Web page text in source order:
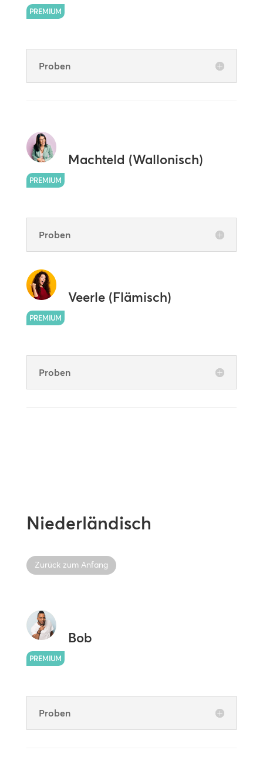
PREMIUM
Proben
Machteld (Wallonisch)
PREMIUM
Proben
Veerle (Flämisch)
PREMIUM
Proben
Niederländisch
Zurück zum Anfang
Bob
PREMIUM
Proben